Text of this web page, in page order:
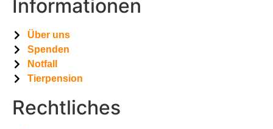
Informationen
Über uns
Spenden
Notfall
Tierpension
Rechtliches